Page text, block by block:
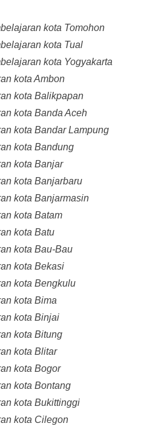
kota Tomohon
kota Tual
kota Yogyakarta
kota Ambon
kota Balikpapan
kota Banda Aceh
kota Bandar Lampung
kota Bandung
kota Banjar
kota Banjarbaru
kota Banjarmasin
kota Batam
kota Batu
kota Bau-Bau
kota Bekasi
kota Bengkulu
kota Bima
kota Binjai
kota Bitung
kota Blitar
kota Bogor
kota Bontang
kota Bukittinggi
kota Cilegon